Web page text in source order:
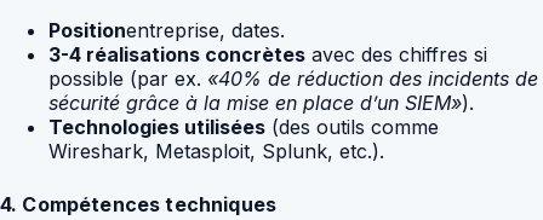
Positionentreprise, dates.
3-4 réalisations concrètes avec des chiffres si
possible (par ex. «40% de réduction des incidents de
sécurité grâce à la mise en place d’un SIEM»).
Technologies utilisées (des outils comme
Wireshark, Metasploit, Splunk, etc.).
4. Compétences techniques